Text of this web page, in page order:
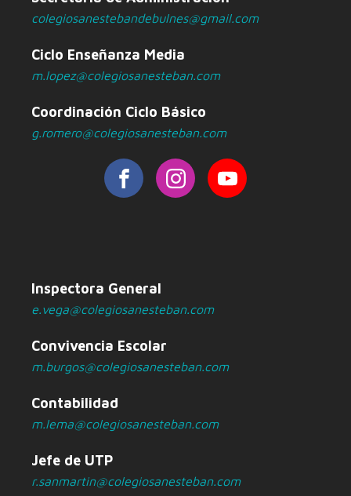
colegiosanestebandebulnes@gmail.com
Ciclo Enseñanza Media
m.lopez@colegiosanesteban.com
Coordinación Ciclo Básico
g.romero@colegiosanesteban.com
Inspectora General
e.vega@colegiosanesteban.com
Convivencia Escolar
m.burgos@colegiosanesteban.com
Contabilidad
m.lema@colegiosanesteban.com
Jefe de UTP
r.sanmartin@colegiosanesteban.com